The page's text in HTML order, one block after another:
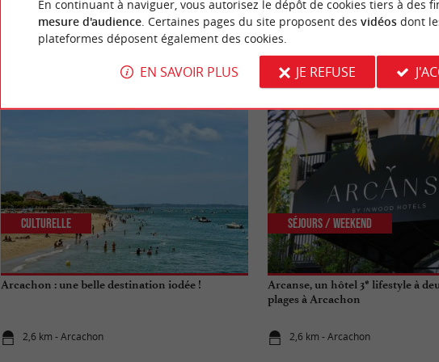
NOUS AVONS TESTÉPOUR
Arcachon : une belle destination iodée !
2,6 km - Arcachon
Culturelle
Arcanse, un hôtel 3* lifestyle à
plages à Arcachon
2,6 km - Arcachon
Séjours / Weekend
En continuant à naviguer, vous autorisez le dépôt de cookies tiers à des
mesure d'audience. Certaines pages du site proposent des vidéosdont
plateformes déposent également des cookies.
EN SAVOIR PLUS JE REFUSE